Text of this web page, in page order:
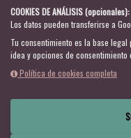
Gestión
COOKIES DE ANÁLISIS (opcionales):
Los datos pueden transferirse a
Tu consentimiento es la base legal
idea y opciones de consentimiento
Política de cookies completa